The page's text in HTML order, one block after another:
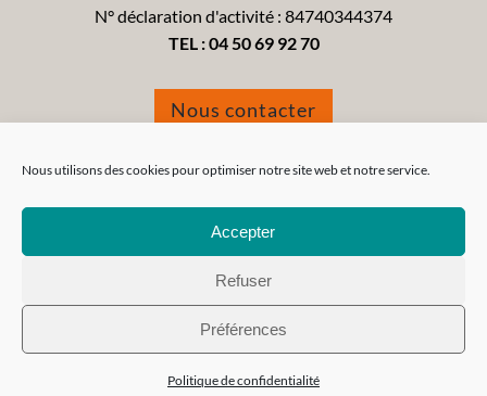
Nous utilisons des cookies pour optimiser notre site web et notre service.
Accepter
Refuser
Préférences
Politique de confidentialité
N° déclaration d'activité : 84740344374
TEL :04 50 69 92 70
Nous contacter
Tous droits réservés 2021 - Réa-FormAction -
Légales-CGV-CGU-Politique de confidentialité